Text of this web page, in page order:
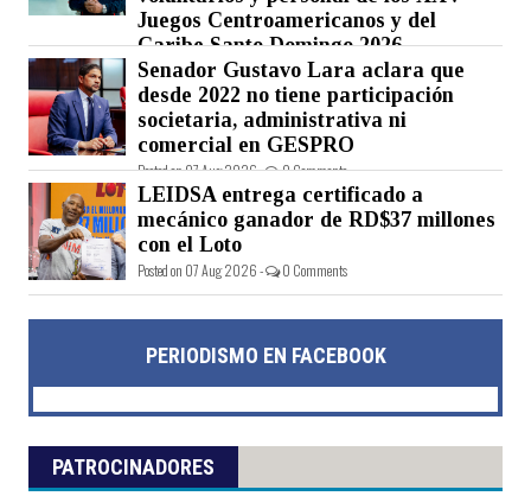
Juegos Centroamericanos y del
Caribe Santo Domingo 2026
Posted on 07 Aug 2026 - 0 Comments
Senador Gustavo Lara aclara que
desde 2022 no tiene participación
societaria, administrativa ni
comercial en GESPRO
Posted on 07 Aug 2026 - 0 Comments
LEIDSA entrega certificado a
mecánico ganador de RD$37 millones
con el Loto
Posted on 07 Aug 2026 - 0 Comments
PERIODISMO EN FACEBOOK
PATROCINADORES